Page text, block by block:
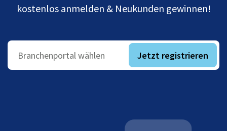
kostenlos anmelden & Neukunden gewinnen!
Branchenportal wählen Jetzt registrieren